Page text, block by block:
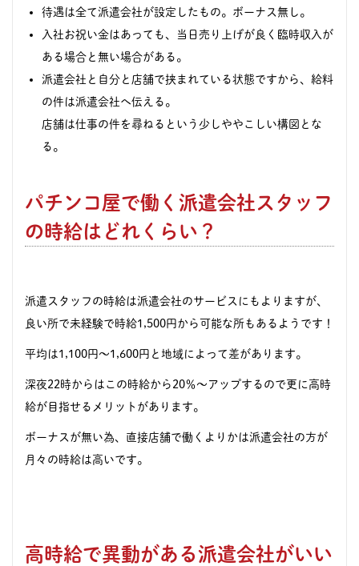
待遇は全て派遣会社が設定したもの。ボーナス無し。
入社お祝い金はあっても、当日売り上げが良く臨時収入が
ある場合と無い場合がある。
派遣会社と自分と店舗で挟まれている状態ですから、給料
の件は派遣会社へ伝える。
店舗は仕事の件を尋ねるという少しややこしい構図とな
る。
パチンコ屋で働く派遣会社スタッフ
の時給はどれくらい？
派遣スタッフの時給は派遣会社のサービスにもよりますが、
良い所で未経験で時給1,500円から可能な所もあるようです！
平均は1,100円〜1,600円と地域によって差があります。
深夜22時からはこの時給から20％〜アップするので更に高時
給が目指せるメリットがあります。
ボーナスが無い為、直接店舗で働くよりかは派遣会社の方が
月々の時給は高いです。
高時給で異動がある派遣会社がいい